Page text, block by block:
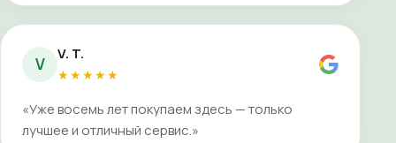
V V. T.
★★★★★
«Уже восемь лет покупаем здесь — только
лучшее и отличный сервис.»